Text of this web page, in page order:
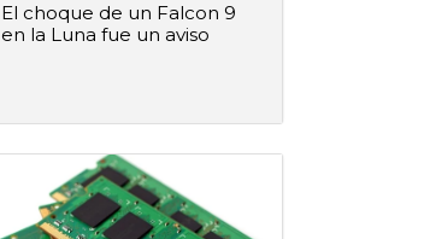
El choque de un Falcon 9
en la Luna fue un aviso